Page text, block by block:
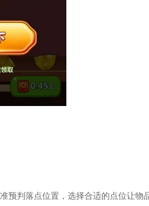
预判落点位置，选择合适的点位让物